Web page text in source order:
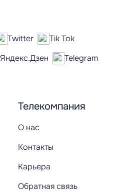
Телекомпания
О нас
Контакты
Карьера
Обратная связь
Twitter
Tik Tok
Яндекс.Дзен
Telegram